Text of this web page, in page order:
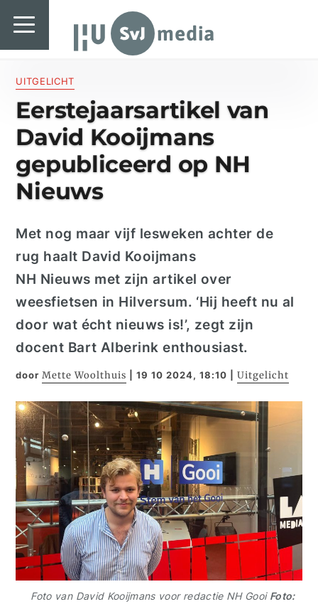
SvJ media
UITGELICHT
Eerstejaarsartikel van
David Kooijmans
gepubliceerd op NH
Nieuws
Met nog maar vijf lesweken achter de
rug haalt David Kooijmans
NH Nieuws met zijn artikel over
weesfietsen in Hilversum. ‘Hij heeft nu al
door wat écht nieuws is!’, zegt zijn
docent Bart Alberink enthousiast.
doorMette Woolthuis |19 10 2024, 18:10 |Uitgelicht
Foto van David Kooijmans voor redactie NH Gooi Foto:
SvJ media
Landelijk
Regionaal
Specials & International
In de praktijk
Introductiefestival
Agenda & Vacatures